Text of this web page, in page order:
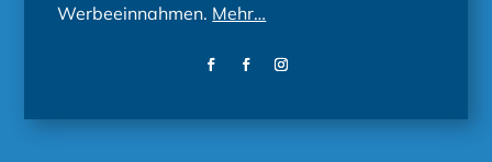
Werbeeinnahmen. Mehr…